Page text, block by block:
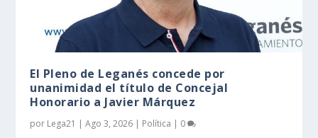
El Pleno de Leganés concede por
unanimidad el título de Concejal
Honorario a Javier Márquez
por Lega21 |Ago 3, 2026 | Política | 0